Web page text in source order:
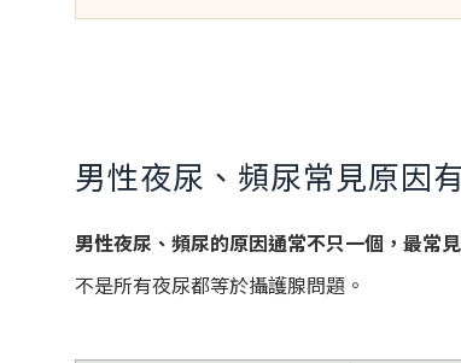
男性夜尿、頻尿常見原因
男性夜尿、頻尿的原因通常不只一個，最常
不是所有夜尿都等於攝護腺問題。